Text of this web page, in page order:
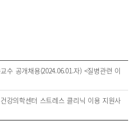
수 공개채용(2024.06.01.자) <질병관련 이
강의학센터 스트레스 클리닉 이용 지원사